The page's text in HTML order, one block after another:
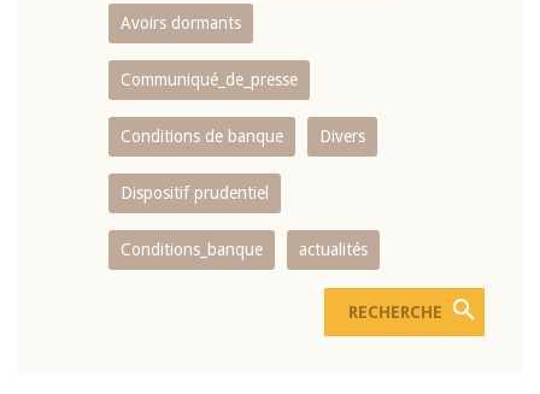
Avoirs dormants
Communiqué_de_presse
Conditions de banque Divers
Dispositif prudentiel
Conditions_banque actualités